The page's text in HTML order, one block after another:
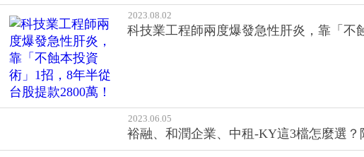
2023.06.05
裕融、和潤企業、中租-KY這3檔怎麼選
碳權概念股飆漲，可以追嗎？拆解4檔碳